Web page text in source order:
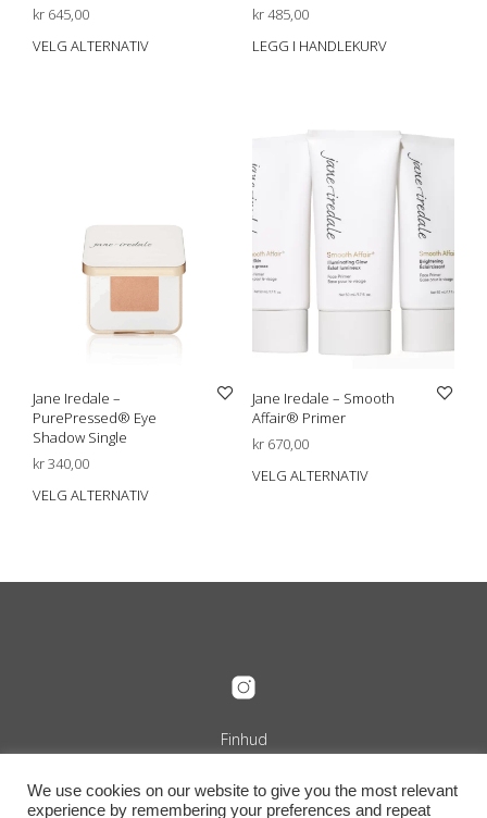
kr 645,00
VELG ALTERNATIV
Dette
Alternativene
kan
velges
produktsiden
kr485,00
LEGG I HANDLEKURV
Jane Iredale –
PurePressed® Eye
Shadow Single
kr340,00
VELG ALTERNATIV
varianter.
på
produktsiden
Jane Iredale – Smooth
Affair® Primer
kr670,00
VELG ALTERNATIV
Finhud
Org.nr. 989 240 889
+47 916 29 322
info@finhud.no
We use cookies on our website to give you the most relevant
experience by remembering your preferences and repeat